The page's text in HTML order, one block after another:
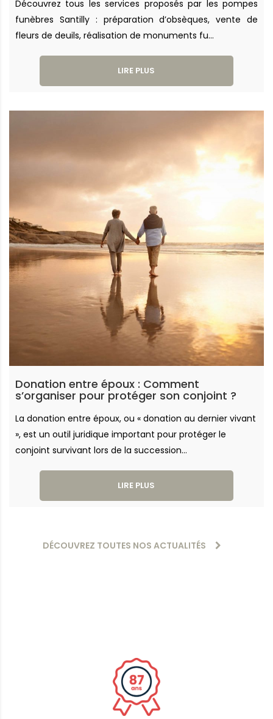
Découvrez tous les services proposés par les pompes
funèbres Santilly : préparation d’obsèques, vente de
fleurs de deuils, réalisation de monuments fu...
LIRE PLUS
Donation entre époux : Comment
s’organiser pour protéger son conjoint ?
La donation entre époux, ou « donation au dernier vivant
», est un outil juridique important pour protéger le
conjoint survivant lors de la succession...
LIRE PLUS
DÉCOUVREZ TOUTES NOS ACTUALITÉS